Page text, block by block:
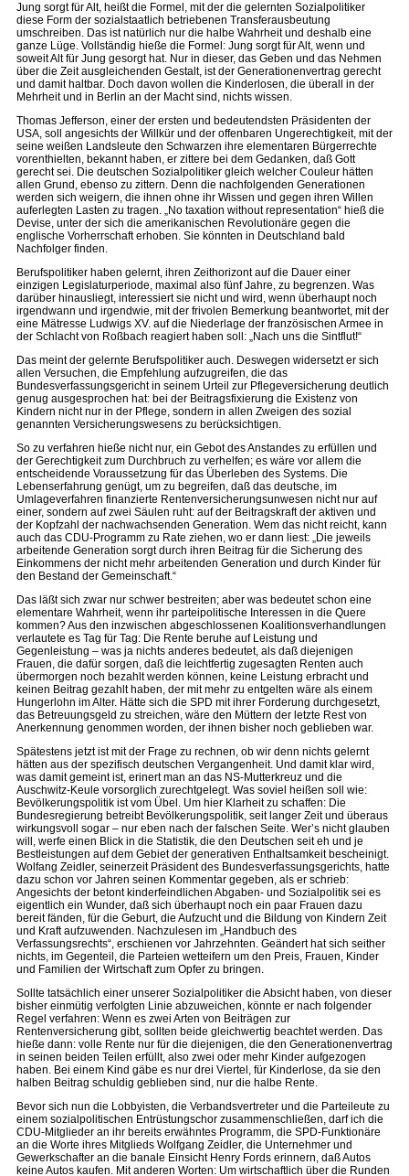
Jung sorgt für Alt, heißt die Formel, mit der die gelernten Sozialpolitiker
diese Form der sozialstaatlich betriebenen Transferausbeutung
umschreiben. Das ist natürlich nur die halbe Wahrheit und deshalb eine
ganze Lüge. Vollständig hieße die Formel: Jung sorgt für Alt, wenn und
soweit Alt für Jung gesorgt hat. Nur in dieser, das Geben und das Nehmen
über die Zeit ausgleichenden Gestalt, ist der Generationenvertrag gerecht
und damit haltbar. Doch davon wollen die Kinderlosen, die überall in der
Mehrheit und in Berlin an der Macht sind, nichts wissen.
Thomas Jefferson, einer der ersten und bedeutendsten Präsidenten der
USA, soll angesichts der Willkür und der offenbaren Ungerechtigkeit, mit der
seine weißen Landsleute den Schwarzen ihre elementaren Bürgerrechte
vorenthielten, bekannt haben, er zittere bei dem Gedanken, daß Gott
gerecht sei. Die deutschen Sozialpolitiker gleich welcher Couleur hätten
allen Grund, ebenso zu zittern. Denn die nachfolgenden Generationen
werden sich weigern, die ihnen ohne ihr Wissen und gegen ihren Willen
auferlegten Lasten zu tragen. „No taxation without representation“ hieß die
Devise, unter der sich die amerikanischen Revolutionäre gegen die
englische Vorherrschaft erhoben. Sie könnten in Deutschland bald
Nachfolger finden.
Berufspolitiker haben gelernt, ihren Zeithorizont auf die Dauer einer
einzigen Legislaturperiode, maximal also fünf Jahre, zu begrenzen. Was
darüber hinausliegt, interessiert sie nicht und wird, wenn überhaupt noch
irgendwann und irgendwie, mit der frivolen Bemerkung beantwortet, mit der
eine Mätresse Ludwigs XV. auf die Niederlage der französischen Armee in
der Schlacht von Roßbach reagiert haben soll: „Nach uns die Sintflut!“
Das meint der gelernte Berufspolitiker auch. Deswegen widersetzt er sich
allen Versuchen, die Empfehlung aufzugreifen, die das
Bundesverfassungsgericht in seinem Urteil zur Pflegeversicherung deutlich
genug ausgesprochen hat: bei der Beitragsfixierung die Existenz von
Kindern nicht nur in der Pflege, sondern in allen Zweigen des sozial
genannten Versicherungswesens zu berücksichtigen.
So zu verfahren hieße nicht nur, ein Gebot des Anstandes zu erfüllen und
der Gerechtigkeit zum Durchbruch zu verhelfen; es wäre vor allem die
entscheidende Voraussetzung für das Überleben des Systems. Die
Lebenserfahrung genügt, um zu begreifen, daß das deutsche, im
Umlageverfahren finanzierte Rentenversicherungsunwesen nicht nur auf
einer, sondern auf zwei Säulen ruht: auf der Beitragskraft der aktiven und
der Kopfzahl der nachwachsenden Generation. Wem das nicht reicht, kann
auch das CDU-Programm zu Rate ziehen, wo er dann liest: „Die jeweils
arbeitende Generation sorgt durch ihren Beitrag für die Sicherung des
Einkommens der nicht mehr arbeitenden Generation und durch Kinder für
den Bestand der Gemeinschaft.“
Das läßt sich zwar nur schwer bestreiten; aber was bedeutet schon eine
elementare Wahrheit, wenn ihr parteipolitische Interessen in die Quere
kommen? Aus den inzwischen abgeschlossenen Koalitionsverhandlungen
verlautete es Tag für Tag: Die Rente beruhe auf Leistung und
Gegenleistung – was ja nichts anderes bedeutet, als daß diejenigen
Frauen, die dafür sorgen, daß die leichtfertig zugesagten Renten auch
übermorgen noch bezahlt werden können, keine Leistung erbracht und
keinen Beitrag gezahlt haben, der mit mehr zu entgelten wäre als einem
Hungerlohn im Alter. Hätte sich die SPD mit ihrer Forderung durchgesetzt,
das Betreuungsgeld zu streichen, wäre den Müttern der letzte Rest von
Anerkennung genommen worden, der ihnen bisher noch geblieben war.
Spätestens jetzt ist mit der Frage zu rechnen, ob wir denn nichts gelernt
hätten aus der spezifisch deutschen Vergangenheit. Und damit klar wird,
was damit gemeint ist, erinert man an das NS-Mutterkreuz und die
Auschwitz-Keule vorsorglich zurechtgelegt. Was soviel heißen soll wie:
Bevölkerungspolitik ist vom Übel. Um hier Klarheit zu schaffen: Die
Bundesregierung betreibt Bevölkerungspolitik, seit langer Zeit und überaus
wirkungsvoll sogar – nur eben nach der falschen Seite. Wer’s nicht glauben
will, werfe einen Blick in die Statistik, die den Deutschen seit eh und je
Bestleistungen auf dem Gebiet der generativen Enthaltsamkeit bescheinigt.
Wolfang Zeidler, seinerzeit Präsident des Bundesverfassungsgerichts, hatte
dazu schon vor Jahren seinen Kommentar gegeben, als er schrieb:
Angesichts der betont kinderfeindlichen Abgaben- und Sozialpolitik sei es
eigentlich ein Wunder, daß sich überhaupt noch ein paar Frauen dazu
bereit fänden, für die Geburt, die Aufzucht und die Bildung von Kindern Zeit
und Kraft aufzuwenden. Nachzulesen im „Handbuch des
Verfassungsrechts“, erschienen vor Jahrzehnten. Geändert hat sich seither
nichts, im Gegenteil, die Parteien wetteifern um den Preis, Frauen, Kinder
und Familien der Wirtschaft zum Opfer zu bringen.
Sollte tatsächlich einer unserer Sozialpolitiker die Absicht haben, von dieser
bisher einmütig verfolgten Linie abzuweichen, könnte er nach folgender
Regel verfahren: Wenn es zwei Arten von Beiträgen zur
Rentenversicherung gibt, sollten beide gleichwertig beachtet werden. Das
hieße dann: volle Rente nur für die diejenigen, die den Generationenvertrag
in seinen beiden Teilen erfüllt, also zwei oder mehr Kinder aufgezogen
haben. Bei einem Kind gäbe es nur drei Viertel, für Kinderlose, da sie den
halben Beitrag schuldig geblieben sind, nur die halbe Rente.
Bevor sich nun die Lobbyisten, die Verbandsvertreter und die Parteileute zu
einem sozialpolitischen Entrüstungschor zusammenschließen, darf ich die
CDU-Mitglieder an ihr bereits erwähntes Programm, die SPD-Funktionäre
an die Worte ihres Mitglieds Wolfgang Zeidler, die Unternehmer und
Gewerkschafter an die banale Einsicht Henry Fords erinnern, daß Autos
keine Autos kaufen. Mit anderen Worten: Um wirtschaftlich über die Runden